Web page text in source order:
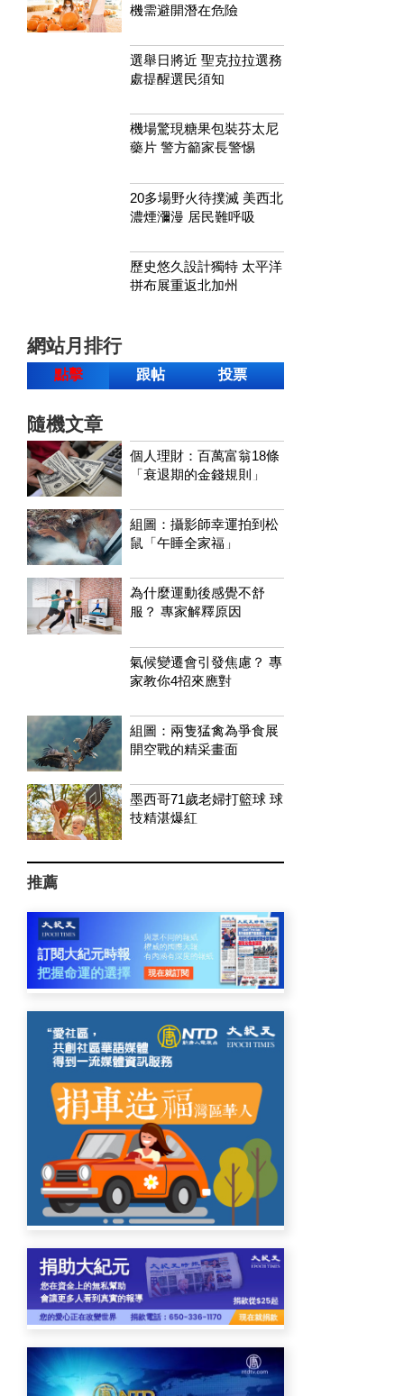
機需避開潛在危險
選舉日將近 聖克拉拉選務
處提醒選民須知
機場驚現糖果包裝芬太尼
藥片 警方籲家長警惕
20多場野火待撲滅 美西北
濃煙瀰漫 居民難呼吸
歷史悠久設計獨特 太平洋
拼布展重返北加州
網站月排行
點擊 跟帖 投票
隨機文章
個人理財：百萬富翁18條
「衰退期的金錢規則」
組圖：攝影師幸運拍到松
鼠「午睡全家福」
為什麼運動後感覺不舒
服？ 專家解釋原因
氣候變遷會引發焦慮？ 專
家教你4招來應對
組圖：兩隻猛禽為爭食展
開空戰的精采畫面
墨西哥71歲老婦打籃球 球
技精湛爆紅
推薦